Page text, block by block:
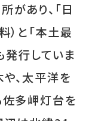
あり、「日
と「本土最
行していま
、太平洋を
佐多岬灯台を